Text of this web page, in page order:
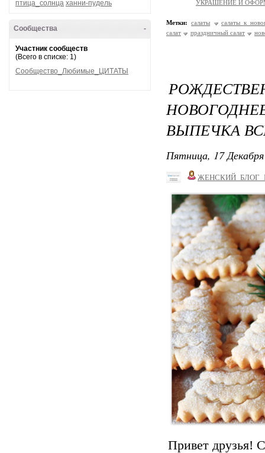
птица_солнца ханни-пудель
-
Сообщества
Участник сообществ
(Всего в списке: 1)
Сообщество_Любимые_ЦИТАТЫ
УКРАШЕНИЕ И
Метки: салаты
салаты к
салат
праздничный салат
ВЫПЕЧКА
Пятница, 17
Привет друзья!